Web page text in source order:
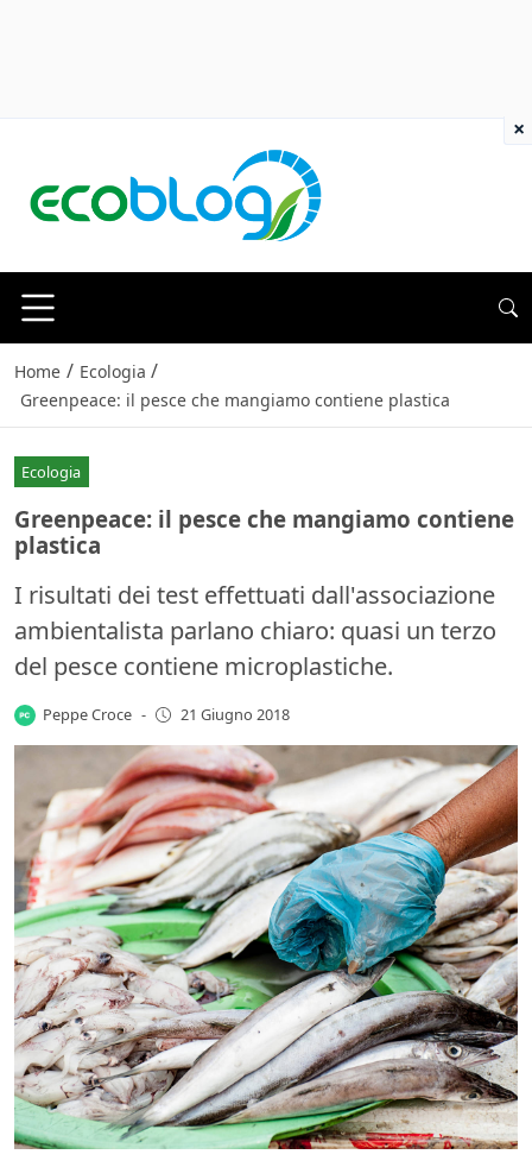
Home / Ecologia /
Greenpeace: il pesce che mangiamo contiene plastica
Ecologia
Greenpeace: il pesce che mangiamo contiene
plastica
I risultati dei test effettuati dall'associazione
ambientalista parlano chiaro: quasi un terzo
del pesce contiene microplastiche.
Peppe Croce - 21 Giugno 2018
×